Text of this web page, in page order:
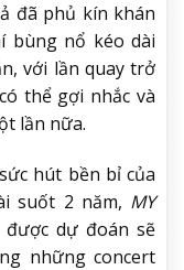
đã phủ kín khán
bùng nổ kéo dài
với lần quay trở
thể gợi nhắc và
lần nữa.
hút bền bỉ của
suốt 2 năm, MY
dự đoán sẽ
những concert